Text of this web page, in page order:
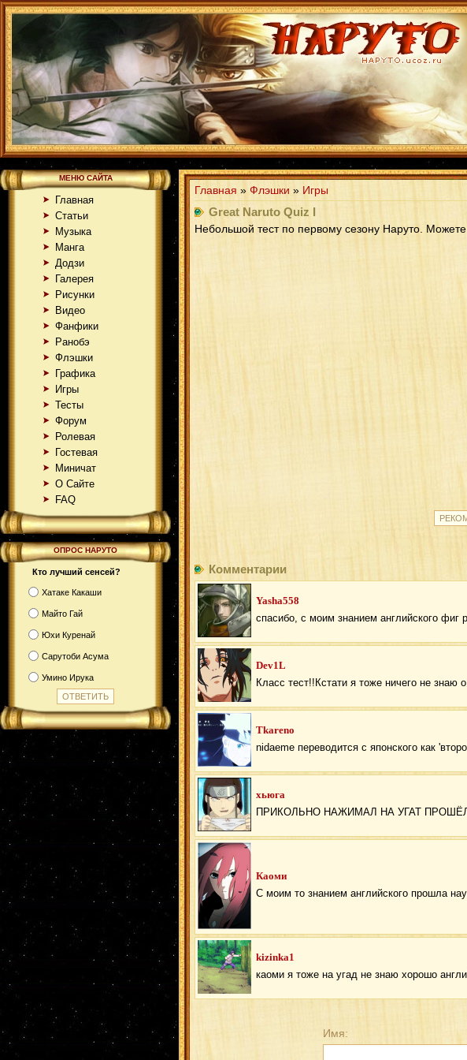
МЕНЮ САЙТА
Главная
Статьи
Музыка
Манга
Додзи
Галерея
Рисунки
Видео
Фанфики
Ранобэ
Флэшки
Графика
Игры
Тесты
Форум
Ролевая
Гостевая
Миничат
О Сайте
FAQ
ОПРОС НАРУТО
Кто лучший сенсей?
Хатаке Какаши
Майто Гай
Юхи Куренай
Сарутоби Асума
Умино Ирука
Главная » Флэшки » Игры
Great Naruto Quiz I
Небольшой тест по первому сезону Наруто.
Комментарии
Yasha558
спасибо, с моим знанием английского фиг
Dev1L
Класс тест!!Кстати я тоже ничего не знаю
Tkareno
nidaeme переводится с японского как
хьюга
ПРИКОЛЬНО НАЖИМАЛ НА УГАТ
Каоми
С моим то знанием английского прошла
kizinka1
каоми я тоже на угад не знаю хорошо
Имя: